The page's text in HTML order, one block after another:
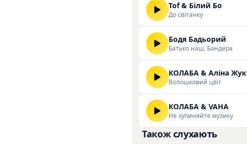
Tof & Білий Бо
До світанку
Бодя Бадьорий
Батько наш, Бандера
КОЛАБА & Аліна Жук
Волошковий цвіт
КОЛАБА & VAHA
Не зупиняйте музику
Також слухають